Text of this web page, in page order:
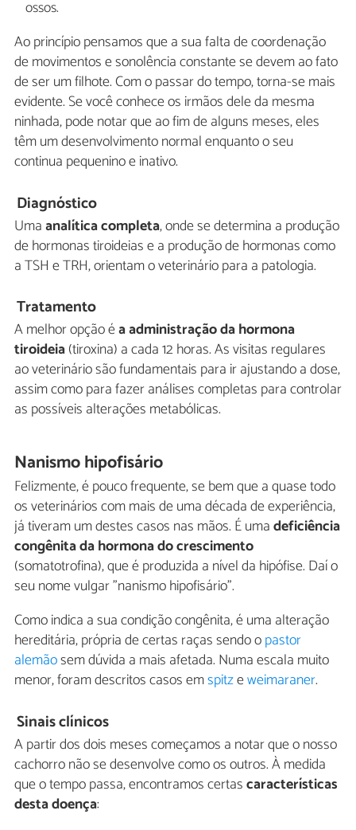
ossos.
Ao princípio pensamos que a sua falta de coordenação
de movimentos e sonolência constante se devem ao fato
de ser um filhote. Com o passar do tempo, torna-se mais
evidente. Se você conhece os irmãos dele da mesma
ninhada, pode notar que ao fim de alguns meses, eles
têm um desenvolvimento normal enquanto o seu
continua pequenino e inativo.
Diagnóstico
Umaanalítica completa, onde se determina a produção
de hormonas tiroideias e a produção de hormonas como
a TSH e TRH, orientam o veterinário para a patologia.
Tratamento
A melhor opção éa administração da hormona
tiroideia(tiroxina) a cada 12 horas. As visitas regulares
ao veterinário são fundamentais para ir ajustando a dose,
assim como para fazer análises completas para controlar
as possíveis alterações metabólicas.
Nanismo hipofisário
Felizmente, é pouco frequente, se bem que a quase todo
os veterinários com mais de uma década de experiência,
já tiveram um destes casos nas mãos. É umadeficiência
congênita da hormona do crescimento
(somatotrofina), que é produzida a nível da hipófise. Daí o
seu nome vulgar "nanismo hipofisário".
Como indica a sua condição congênita, é uma alteração
hereditária, própria de certas raças sendo opastor
alemãosem dúvida a mais afetada. Numa escala muito
menor, foram descritos casos emspitzeweimaraner.
Sinais clínicos
A partir dos dois meses começamos a notar que o nosso
cachorro não se desenvolve como os outros. À medida
que o tempo passa, encontramos certascaracterísticas
desta doença: